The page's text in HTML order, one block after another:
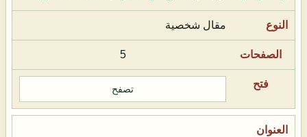
مقال شخصية
5
تصفح